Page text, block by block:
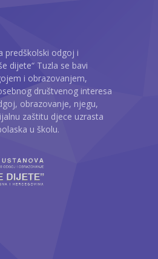
predškolski odgoj i
dijete“ Tuzla se bavi
i obrazovanjem,
društvenog interesa
obrazovanje, njegu,
zaštitu djece uzrasta
u školu.